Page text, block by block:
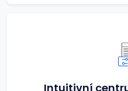
Intuitivní